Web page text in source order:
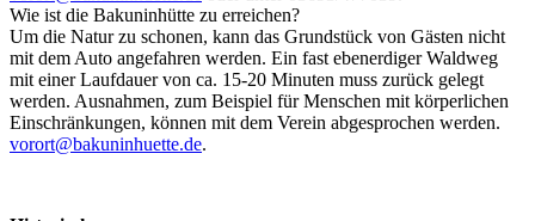
Wie ist die Bakuninhütte zu erreichen?
Um die Natur zu schonen, kann das Grundstück von Gästen nicht
mit dem Auto angefahren werden. Ein fast ebenerdiger Waldweg
mit einer Laufdauer von ca. 15-20 Minuten muss zurück gelegt
werden. Ausnahmen, zum Beispiel für Menschen mit körperlichen
Einschränkungen, können mit dem Verein abgesprochen werden.
vorort@bakuninhuette.de.